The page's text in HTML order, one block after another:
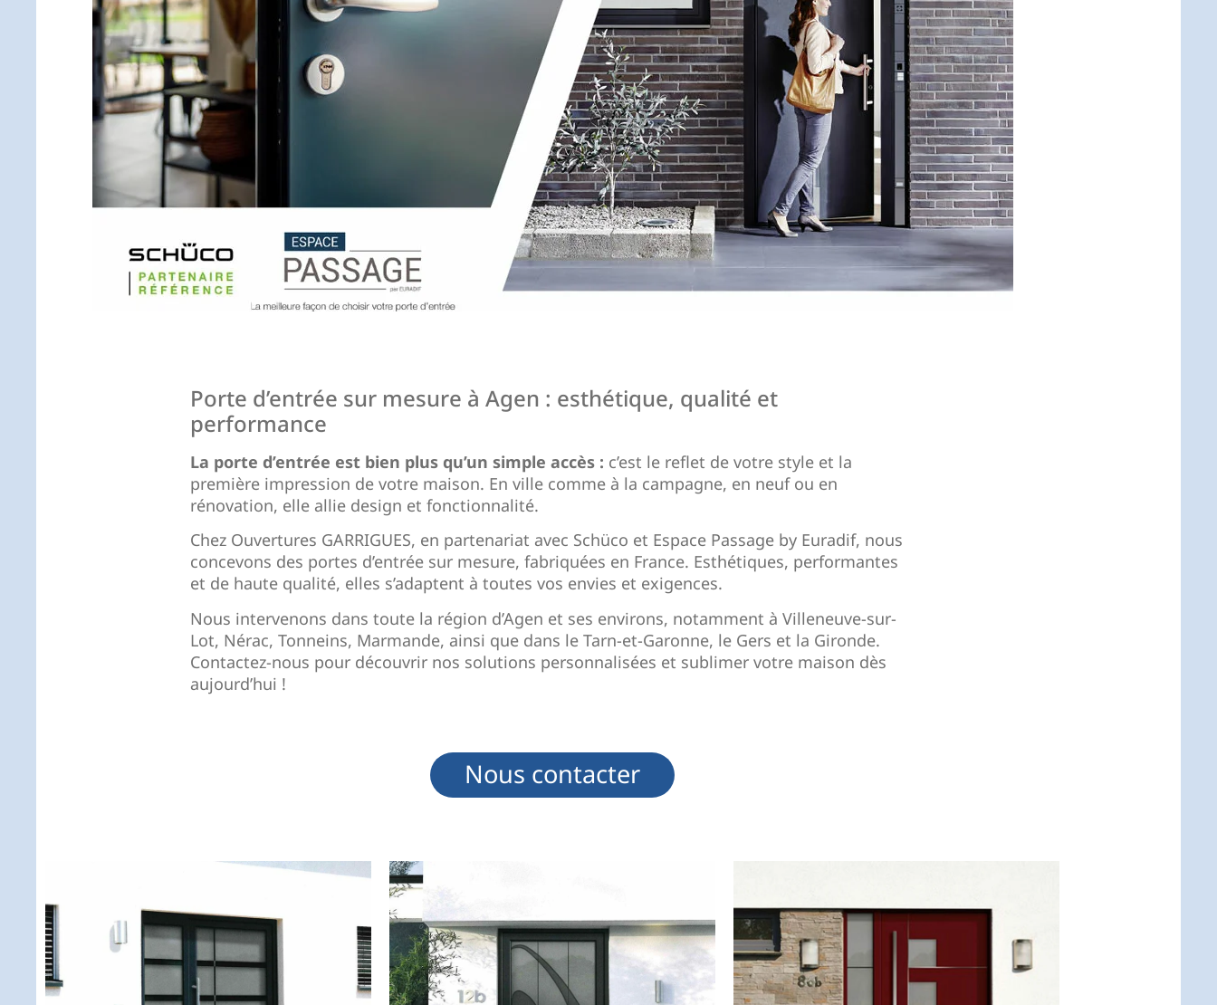
Porte d’entrée sur mesure à Agen : esthétique, qualité et
performance
La porte d’entrée est bien plus qu’un simple accès : c’est le reflet de votre style et la
première impression de votre maison. En ville comme à la campagne, en neuf ou en
rénovation, elle allie design et fonctionnalité.
Chez Ouvertures GARRIGUES, en partenariat avec Schüco et Espace Passage by Euradif, nous
concevons des portes d’entrée sur mesure, fabriquées en France. Esthétiques, performantes
et de haute qualité, elles s’adaptent à toutes vos envies et exigences.
Nous intervenons dans toute la région d’Agen et ses environs, notamment à Villeneuve-sur-
Lot, Nérac, Tonneins, Marmande, ainsi que dans le Tarn-et-Garonne, le Gers et la Gironde.
Contactez-nous pour découvrir nos solutions personnalisées et sublimer votre maison dès
aujourd’hui !
Nous contacter